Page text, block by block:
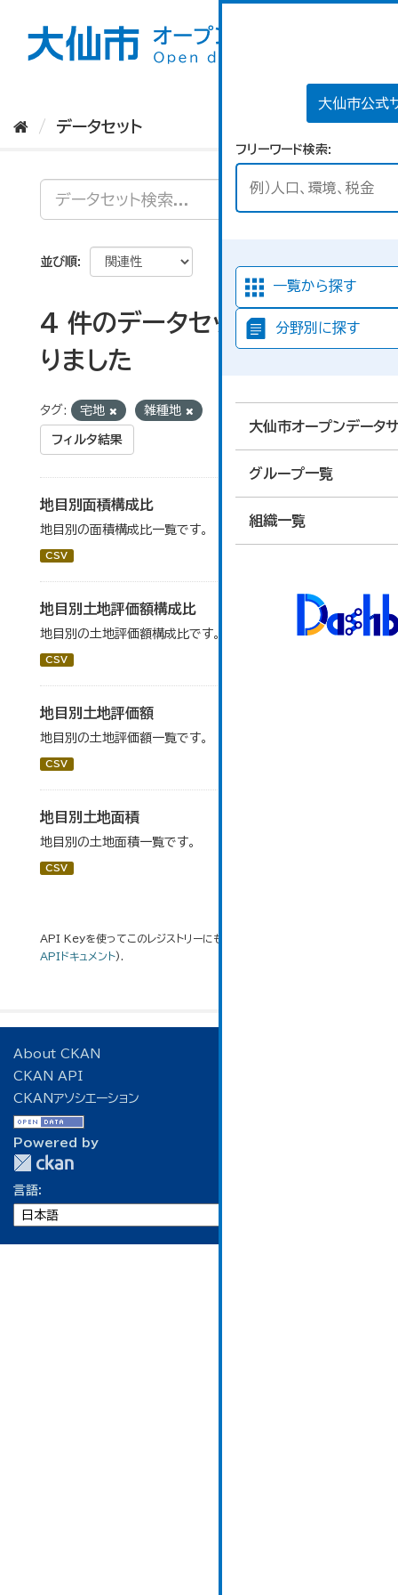
大仙市公式
フリーワード検索
一覧から探す
分野別に探す
大仙市オープンデータ
グループ一覧
組織一覧
データセット
並び順
4 件のデータセットが見つか
りました
タグ: 宅地 雑種地
フィルタ結果
地目別面積構成比
地目別の面積構成比一覧です。
CSV
地目別土地評価額構成比
地目別の土地評価額構成比です。
CSV
地目別土地評価額
地目別の土地評価額一覧です。
CSV
地目別土地面積
地目別の土地面積一覧です。
CSV
API Keyを使ってこのレジストリーにもアクセス可能です
APIドキュメント).
About CKAN
CKAN API
CKANアソシエーション
Powered by
言語